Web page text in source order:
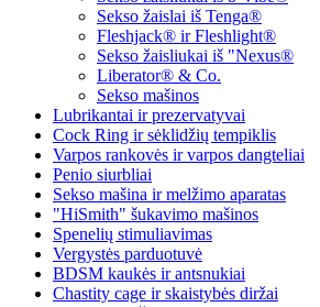
Sekso žaislai iš Tenga®
Fleshjack® ir Fleshlight®
Sekso žaisliukai iš "Nexus®
Liberator® & Co.
Sekso mašinos
Lubrikantai ir prezervatyvai
Cock Ring ir sėklidžių tempiklis
Varpos rankovės ir varpos dangteliai
Penio siurbliai
Sekso mašina ir melžimo aparatas
"HiSmith" šukavimo mašinos
Spenelių stimuliavimas
Vergystės parduotuvė
BDSM kaukės ir antsnukiai
Chastity cage ir skaistybės diržai